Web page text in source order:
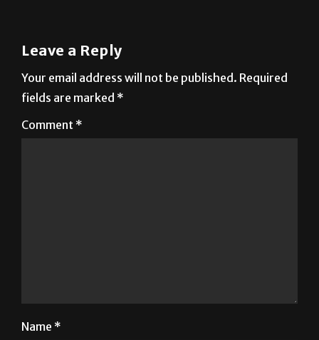
Leave a Reply
Your email address will not be published. Required
fields are marked *
Comment *
Name *